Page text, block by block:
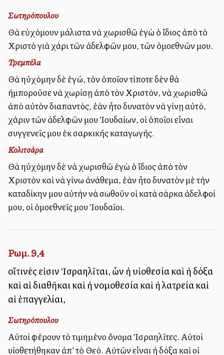
Σωτηρόπουλου
Θὰ εὐχόμουν μάλιστα νὰ χωρισθῶ ἐγὼ ὁ ἴδιος ἀπὸ τὸ
Χριστὸ γιὰ χάρι τῶν ἀδελφῶν μου, τῶν ὁμοεθνῶν μου.
Τρεμπέλα
Θὰ ηὐχόμην δὲ ἐγώ, τὸν ὁποῖον τίποτε δὲν θὰ
ἠμποροῦσε νὰ χωρίσῃ ἀπὸ τὸν Χριστόν, νὰ χωρισθῶ
ἀπὸ αὐτὸν διαπαντός, ἐὰν ἦτο δυνατὸν νὰ γίνῃ αὐτό,
χάριν τῶν ἀδελφῶν μου Ἰουδαίων, οἱ ὁποῖοι εἶναι
συγγενεῖς μου ἐκ σαρκικῆς καταγωγῆς.
Κολιτσάρα
Θὰ ηὐχόμην δὲ νὰ χωρισθῶ ἐγὼ ὁ ἴδιος ἀπὸ τὸν
Χριστὸν καὶ νὰ γίνω ἀνάθεμα, ἐὰν ἦτο δυνατὸν μὲ τὴν
καταδίκην μου αὐτὴν νὰ σωθοῦν οἱ κατὰ σάρκα ἀδελφοί
μου, οἱ ὁμοεθνεῖς μου Ἰουδαῖοι.
Ρωμ. 9,4
οἵτινές εἰσιν Ἰσραηλῖται, ὧν ἡ υἱοθεσία καὶ ἡ δόξα
καὶ αἱ διαθῆκαι καὶ ἡ νομοθεσία καὶ ἡ λατρεία καὶ
αἱ ἐπαγγελίαι,
Σωτηρόπουλου
Αὐτοὶ φέρουν τὸ τιμημένο ὄνομα Ἰσραηλῖτες. Αὐτοὶ
υἱοθετήθηκαν ἀπ’ τὸ Θεό. Αὐτῶν εἶναι ἡ δόξα καὶ οἱ